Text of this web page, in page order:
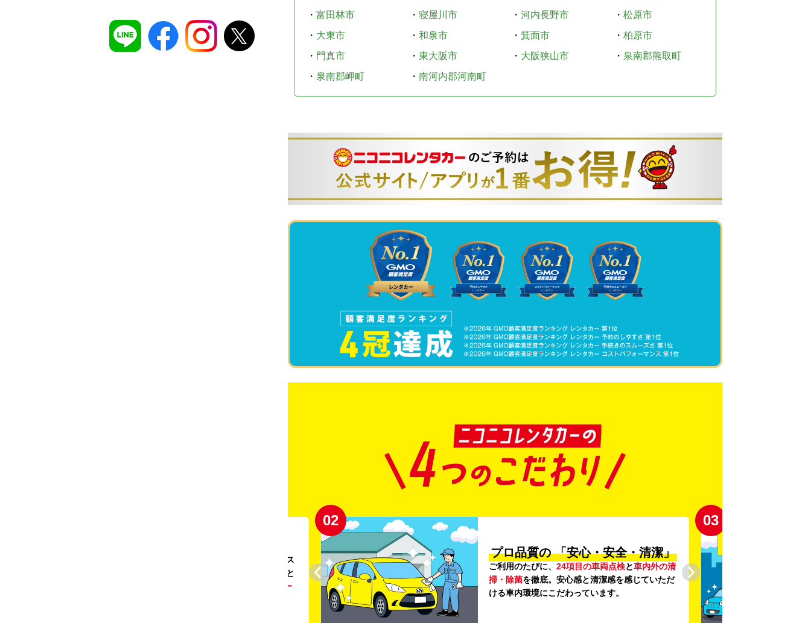
・ 富田林市 ・ 寝屋川市 ・ 河内長野市 ・ 松原市
・ 大東市 ・ 和泉市 ・ 箕面市 ・ 柏原市
・ 門真市 ・ 東大阪市 ・ 大阪狭山市 ・ 泉南郡熊取町
・ 泉南郡岬町 ・ 南河内郡河南町
。ガソリンス
タンドや整備工場の既存インフラを活用すること
リー
02
プロ品質の 「安心・安全・清潔」
ご利用のたびに、 24項目の車両点検と車内外の清
掃・除菌を徹底。安心感と清潔感を感じていただ
ける車内環境にこだわっています。
03